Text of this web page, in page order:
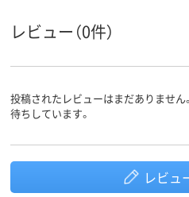
レビュー（0件）
投稿されたレビューはまだありませ
待ちしています。
レビュ